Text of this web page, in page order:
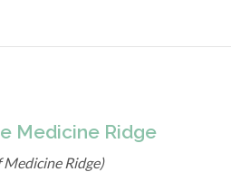
Medicine Ridge
Medicine Ridge)